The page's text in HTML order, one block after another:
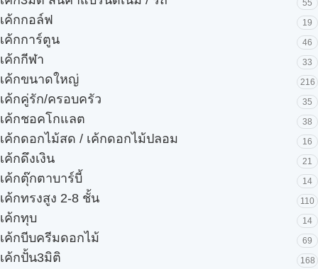
55
เค้กกอล์ฟ 19
เค้กการ์ตูน 46
เค้กกีฬา 33
เค้กขนาดใหญ่ 216
เค้กคู่รัก/ครอบครัว 35
เค้กชอคโกแลต 38
เค้กดอกไม้สด / เค้กดอกไม้ปลอม 16
เค้กดึงเงิน 21
เค้กตุ๊กตาบาร์บี้ 14
เค้กทรงสูง 2-8 ชั้น 110
เค้กทุบ 14
เค้กบีบครีมดอกไม้ 69
เค้กปั้น3มิติ 168